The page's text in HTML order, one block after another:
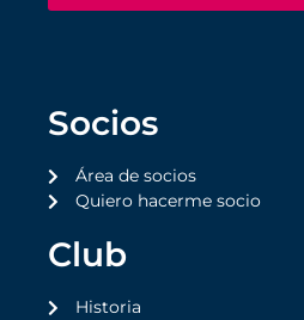
Socios
Área de socios
Quiero hacerme socio
Club
Historia